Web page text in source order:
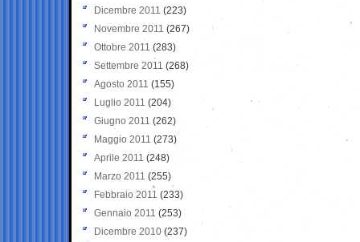
Dicembre 2011 (223)
Novembre 2011 (267)
Ottobre 2011 (283)
Settembre 2011 (268)
Agosto 2011 (155)
Luglio 2011 (204)
Giugno 2011 (262)
Maggio 2011 (273)
Aprile 2011 (248)
Marzo 2011 (255)
Febbraio 2011 (233)
Gennaio 2011 (253)
Dicembre 2010 (237)